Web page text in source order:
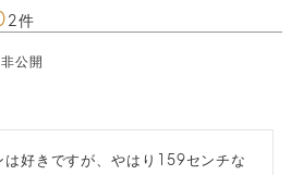
2
非公開
好きですが、やはり159センチな